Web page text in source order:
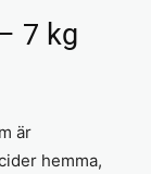
7 kg
är
hemma,